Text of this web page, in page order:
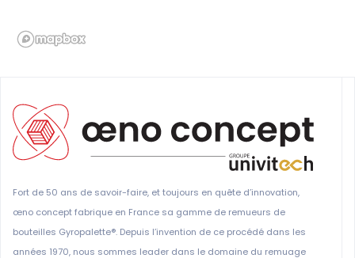
Fort de 50 ans de savoir-faire, et toujours en quête d’innovation,
œno concept fabrique en France sa gamme de remueurs de
bouteilles Gyropalette®. Depuis l’invention de ce procédé dans les
années 1970, nous sommes leader dans le domaine du remuage